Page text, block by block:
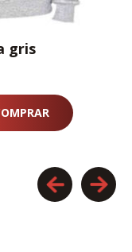
gris